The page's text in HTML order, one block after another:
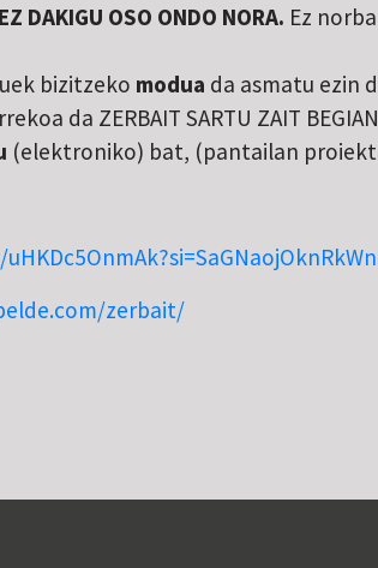
DAKIGU OSO ONDO NORA. Ez
bizitzeko modua da asmatu ezin
da ZERBAIT SARTU ZAIT
(elektroniko) bat, (pantailan
zerbait/